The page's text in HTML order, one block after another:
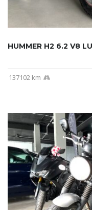
HUMMER H2 6.2 V8
137102 km